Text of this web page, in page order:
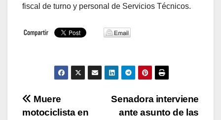
fiscal de turno y personal de Servicios Técnicos.
Navegación
Senadora interviene
ante asunto de las
Muere
motociclista en